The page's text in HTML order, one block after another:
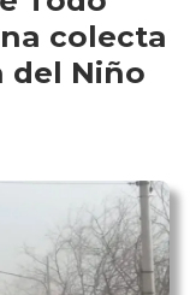
colecta
del Niño